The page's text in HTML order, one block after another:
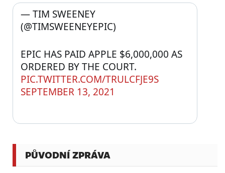
EPIC HAS PAID APPLE $6,000,000 AS
PIC.TWITTER.COM/TRULCFJE9S
— TIM SWEENEY
(@TIMSWEENEYEPIC)
SEPTEMBER 13, 2021
PŮVODNÍ ZPRÁVA